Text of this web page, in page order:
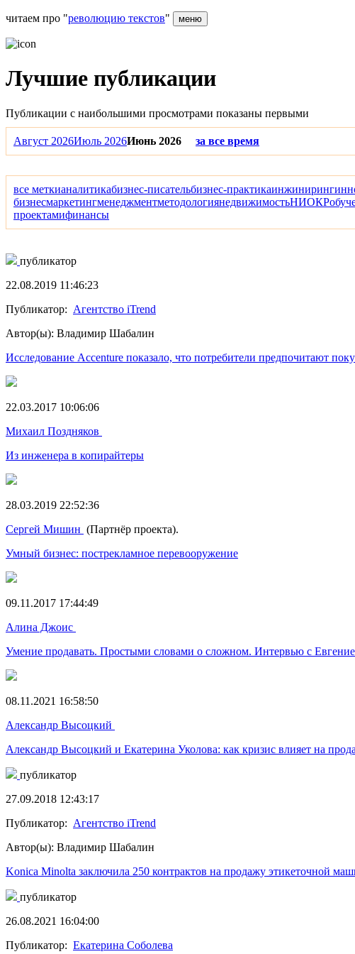
читаем про "революцию текстов" меню
Лучшие публикации
Публикации с наибольшими просмотрами показаны первыми
Август 2026Июль 2026Июнь 2026 за все время
все меткианалитикабизнес-писательбизнес-практикаинжиниринг
бизнесмаркетингменеджментметодологиянедвижимостьНИОКР
проектамифинансы
публикатор
22.08.2019 11:46:23
Публикатор: Агентство iTrend
Автор(ы): Владимир Шабалин
Исследование Accenture показало, что потребители предпочитают
22.03.2017 10:06:06
Михаил Поздняков
Из инженера в копирайтеры
28.03.2019 22:52:36
Сергей Мишин (Партнёр проекта).
Умный бизнес: пострекламное перевооружение
09.11.2017 17:44:49
Алина Джоис
Умение продавать. Простыми словами о сложном. Интервью с
08.11.2021 16:58:50
Александр Высоцкий
Александр Высоцкий и Екатерина Уколова: как кризис влияет на
публикатор
27.09.2018 12:43:17
Публикатор: Агентство iTrend
Автор(ы): Владимир Шабалин
Konica Minolta заключила 250 контрактов на продажу этикеточной
публикатор
26.08.2021 16:04:00
Публикатор: Екатерина Соболева